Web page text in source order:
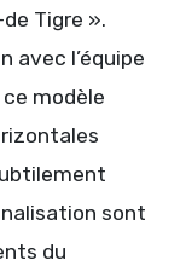
Tigre ».
avec l’équipe
ce modèle
sont
du